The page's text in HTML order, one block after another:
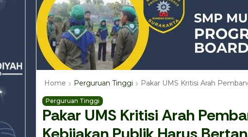
Home Perguruan Tinggi Pakar UMS Kritisi Arah
Perguruan Tinggi
Pakar UMS Kritisi Arah